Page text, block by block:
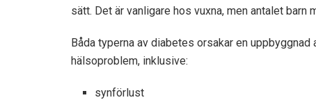
sätt. Det är vanligare hos vuxna, men antalet barn
Båda typerna av diabetes orsakar en
hälsoproblem, inklusive:
synförlust